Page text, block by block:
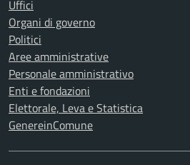
Uffici
Organi di governo
Politici
Aree amministrative
Personale amministrativo
Enti e fondazioni
Elettorale, Leva e Statistica
GenereinComune